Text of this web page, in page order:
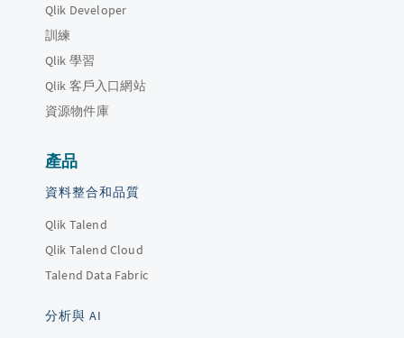
Qlik Developer
訓練
Qlik 學習
Qlik 客戶入口網站
資源物件庫
產品
資料整合和品質
Qlik Talend
Qlik Talend Cloud
Talend Data Fabric
分析與 AI